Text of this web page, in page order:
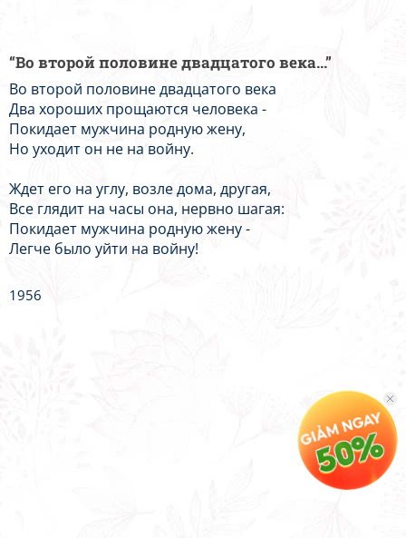
“Во второй половине двадцатого века...”
Во второй половине двадцатого века
Два хороших прощаются человека -
Покидает мужчина родную жену,
Но уходит он не на войну.
Ждет его на углу, возле дома, другая,
Все глядит на часы она, нервно шагая:
Покидает мужчина родную жену -
Легче было уйти на войну!
1956